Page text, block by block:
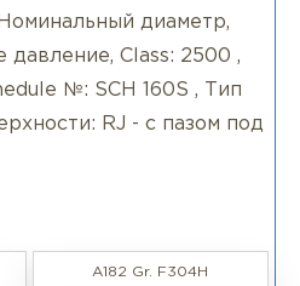
диаметр,
давление, Class: 2500 ,
№: SCH 160S , Тип
RJ - с пазом под
A182 Gr. F304H